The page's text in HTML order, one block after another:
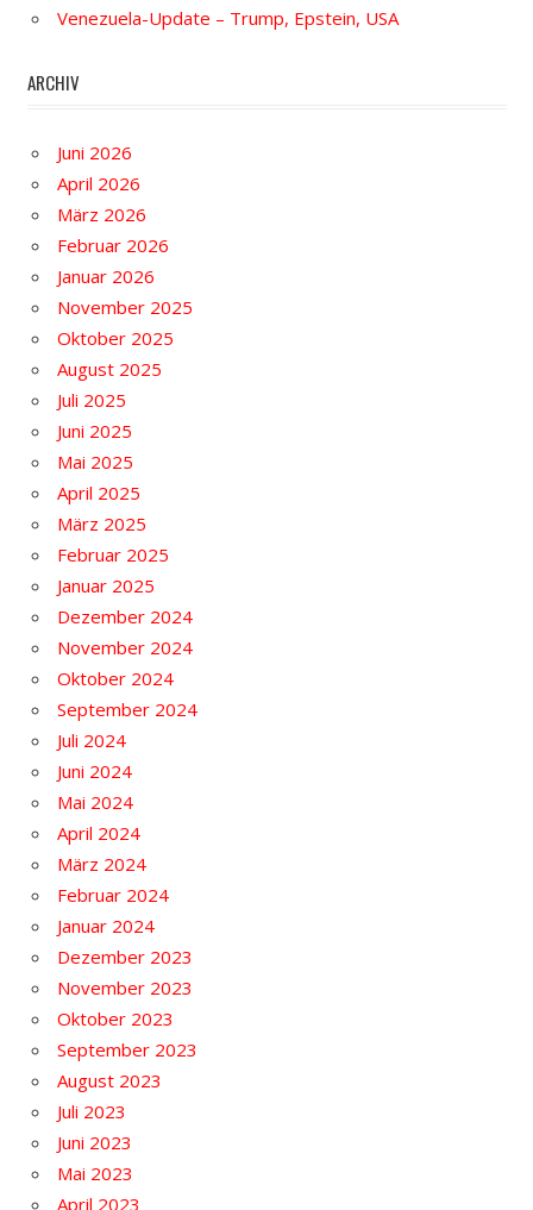
Venezuela-Update – Trump, Epstein, USA
ARCHIV
Juni 2026
April 2026
März 2026
Februar 2026
Januar 2026
November 2025
Oktober 2025
August 2025
Juli 2025
Juni 2025
Mai 2025
April 2025
März 2025
Februar 2025
Januar 2025
Dezember 2024
November 2024
Oktober 2024
September 2024
Juli 2024
Juni 2024
Mai 2024
April 2024
März 2024
Februar 2024
Januar 2024
Dezember 2023
November 2023
Oktober 2023
September 2023
August 2023
Juli 2023
Juni 2023
Mai 2023
April 2023